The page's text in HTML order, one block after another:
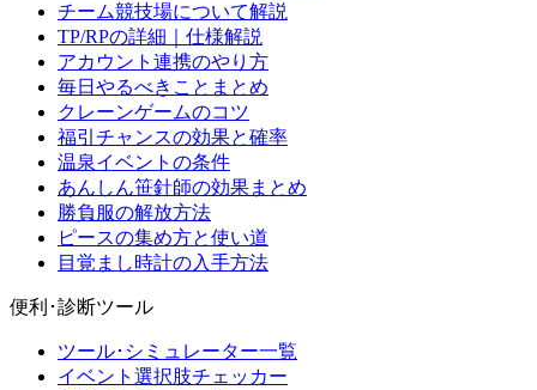
チーム競技場について解説
TP/RPの詳細｜仕様解説
アカウント連携のやり方
毎日やるべきことまとめ
クレーンゲームのコツ
福引チャンスの効果と確率
温泉イベントの条件
あんしん笹針師の効果まとめ
勝負服の解放方法
ピースの集め方と使い道
目覚まし時計の入手方法
便利･診断ツール
ツール･シミュレーター一覧
イベント選択肢チェッカー